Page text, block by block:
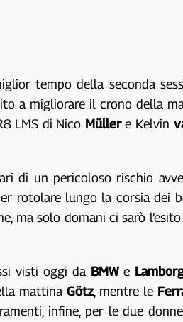
tempo della seconda
a migliorare il crono della
LMS di Nico Müllere Kelvin
di un pericoloso rischio
rotolare lungo la corsia dei
ma solo domani ci sarò
visti oggi da BMWe
mattinaGötz, mentre le
infine, per le due